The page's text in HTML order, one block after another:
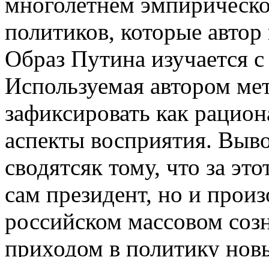
политиков, которые
Образ Путина изучается
Используемая автором
зафиксировать как
аспекты восприятия.
сводятсяк тому, что за
сам президент, но и
российском массовом
приходом в политику